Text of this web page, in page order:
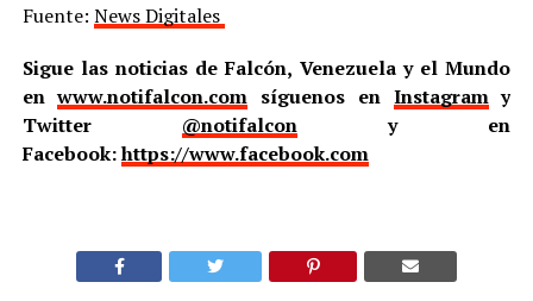
Fuente: News Digitales
Sigue las noticias de Falcón, Venezuela y el Mundo
enwww.notifalcon.com síguenos en Instagramy
Twitter @notifalcony en
Facebook:https://www.facebook.com